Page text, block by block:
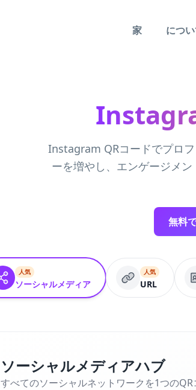
家
につ
Instagram QRコードでプロ
ーを増やし、エンゲージメ
無料
人気
ソーシャルメディア
人気
URL
ソーシャルメディアハブ
すべてのソーシャルネットワークを1つの